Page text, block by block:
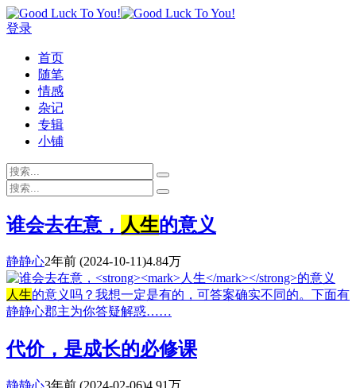
登录
首页
随笔
情感
杂记
专辑
小铺
谁会去在意， 人生的意义
静静心2年前 (2024-10-11)4.84万
人生的意义吗？我想一定是有的，可答案确实不同的。下面有
静静心郡主为你答疑解惑……
代价，是成长的必修课
静静心3年前 (2024-02-06)4.91万